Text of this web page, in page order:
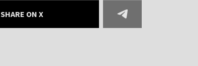
SHARE ON X